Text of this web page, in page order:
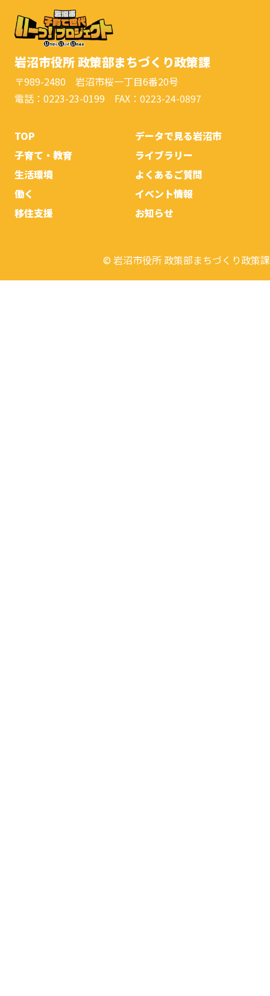
岩沼市役所 政策部まちづくり政策課
〒989-2480 岩沼市桜一丁目6番20号
電話：0223-23-0199 FAX：0223-24-0897
TOP
子育て・教育
生活環境
働く
移住支援
データで見る岩沼市
ライブラリー
よくあるご質問
イベント情報
お知らせ
© 岩沼市役所 政策部まちづくり政策課